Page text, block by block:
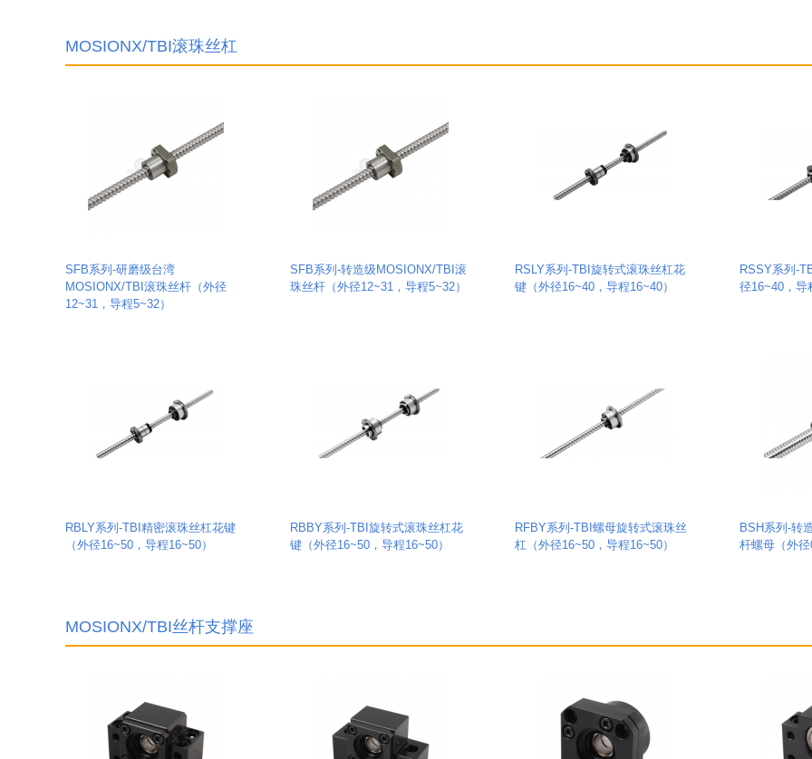
MOSIONX/TBI滚珠丝杠
SFB系列-研磨级台湾
MOSIONX/TBI滚珠丝杆（外径
12~31，导程5~32）
SFB系列-转造级MOSIONX/TBI滚
珠丝杆（外径12~31，导程5~32）
RSLY系列-TBI旋转式滚珠丝杠花
键（外径16~40，导程16~40）
RSSY系列-
径16~40，导
RBLY系列-TBI精密滚珠丝杠花键
（外径16~50，导程16~50）
RBBY系列-TBI旋转式滚珠丝杠花
键（外径16~50，导程16~50）
RFBY系列-TBI螺母旋转式滚珠丝
杠（外径16~50，导程16~50）
BSH系列-转
杆螺母（外
MOSIONX/TBI丝杆支撑座